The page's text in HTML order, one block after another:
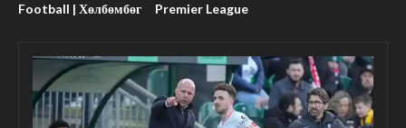
Football | Хөлбөмбөг Premier League